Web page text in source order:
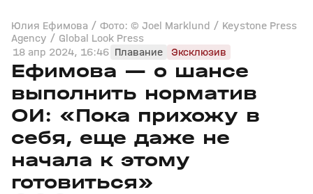
Юлия Ефимова / Фото: © Joel Marklund / Keystone Press
Agency / Global Look Press
18 апр 2024, 16:46 Плавание Эксклюзив
Ефимова — о шансе
выполнить норматив
ОИ: «Пока прихожу в
себя, еще даже не
начала к этому
готовиться»